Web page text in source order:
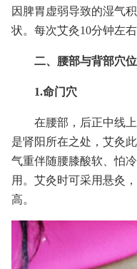
因脾胃虚弱导致的湿气
状。每次艾灸10分钟左
二、腰部与背部穴
1.命门穴
在腰部，后正中线
是肾阳所在之处，艾灸
气重伴随腰膝酸软、怕
用。艾灸时可采用悬灸
高。